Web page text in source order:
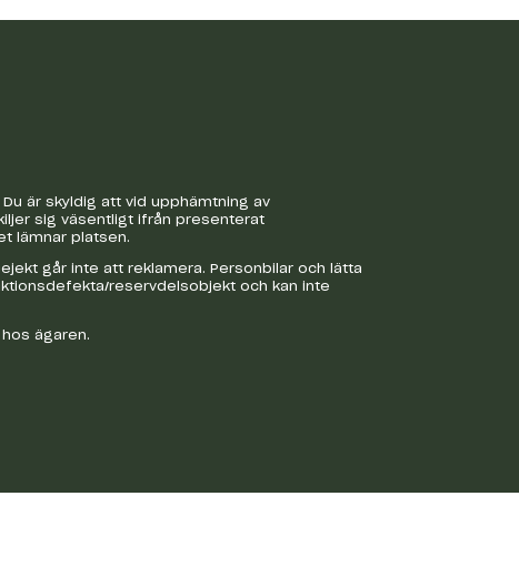
är skyldig att vid upphämtning av
sig väsentligt ifrån presenterat
lämnar platsen.
går inte att reklamera. Personbilar och lätta
reservdelsobjekt och kan inte
ägaren.